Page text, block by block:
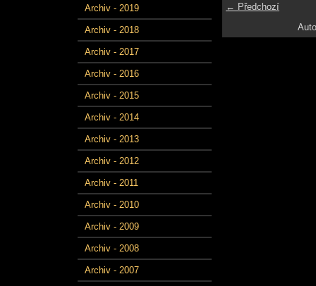
Archiv - 2019
Archiv - 2018
Archiv - 2017
Archiv - 2016
Archiv - 2015
Archiv - 2014
Archiv - 2013
Archiv - 2012
Archiv - 2011
Archiv - 2010
Archiv - 2009
Archiv - 2008
Archiv - 2007
← Předchozí